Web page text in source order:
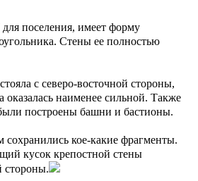
поселения, имеет форму
Стены ее полностью
с северо-восточной стороны,
оказалась наименее сильной. Также
построены башни и бастионы.
кое-какие фрагменты.
кусок крепостной стены
стороны.